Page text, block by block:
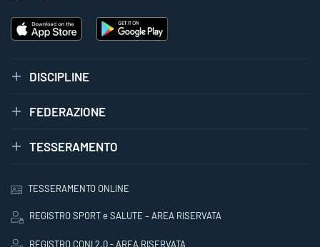
DISCIPLINE
FEDERAZIONE
TESSERAMENTO
TESSERAMENTO ONLINE
REGISTRO SPORT e SALUTE – AREA RISERVATA
REGISTRO CONI 2.0 - AREA RISERVATA